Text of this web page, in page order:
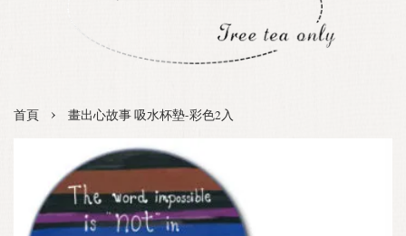
首頁 › 畫出心故事 吸水杯墊-彩色2入